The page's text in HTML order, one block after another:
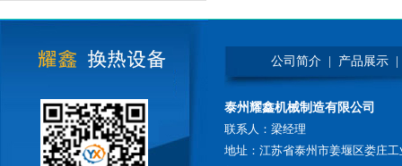
公司简介 产品展示
泰州耀鑫机械制造有限公司
联系人：梁经理
地址：江苏省泰州市姜堰区娄庄工